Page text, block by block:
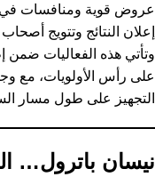
عروض قوية ومنافسات في
إعلان النتائج وتتويج
وتأتي هذه الفعاليات ضمن
على رأس الأولويات، مع
التجهيز على طول مسار